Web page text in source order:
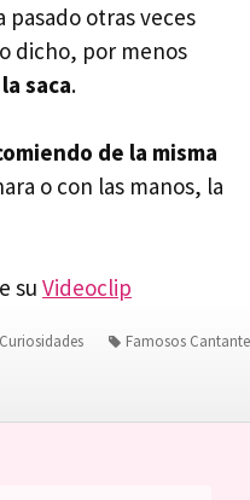
pasado otras veces
dicho, por menos
saca.
de la misma
o con las manos, la
su Videoclip
Curiosidades Famosos